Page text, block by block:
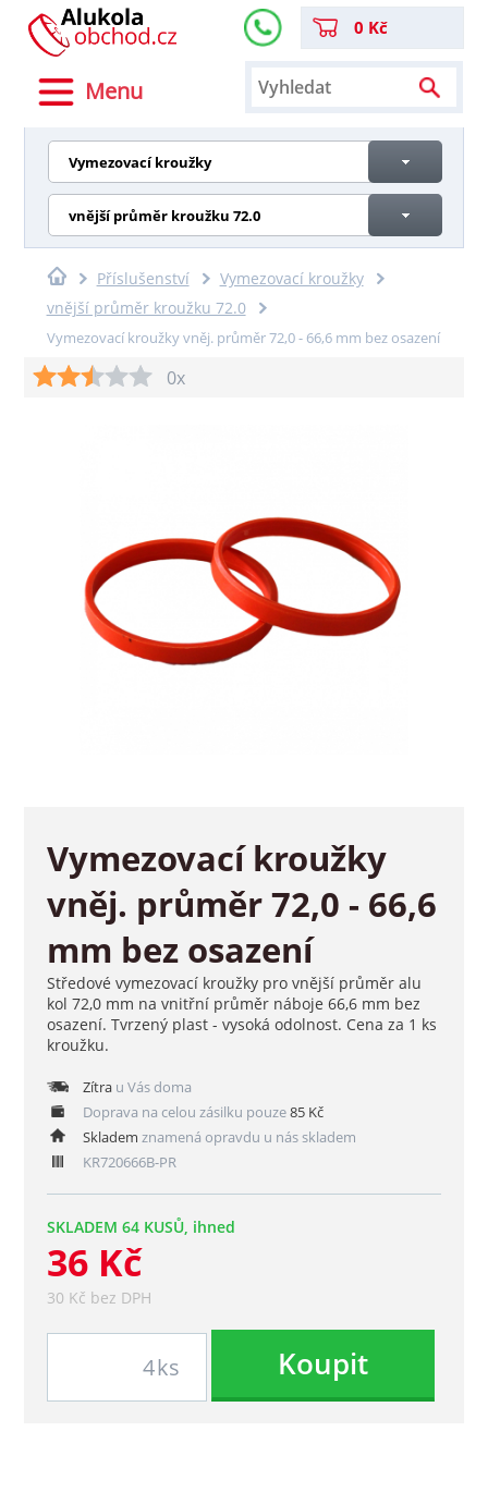
Menu
0 Kč
Vymezovací kroužky
vnější průměr kroužku 72.0
Příslušenství
Vymezovací kroužky
vnější průměr kroužku 72.0
Vymezovací kroužky vněj. průměr 72,0 - 66,6 mm bez osazení
0x
Vymezovací kroužky
vněj. průměr 72,0 - 66,6
mm bez osazení
Středové vymezovací kroužky pro vnější průměr alu
kol 72,0 mm na vnitřní průměr náboje 66,6 mm bez
osazení. Tvrzený plast - vysoká odolnost. Cena za 1 ks
kroužku.
Zítrau Vás doma
Doprava na celou zásilku pouze85 Kč
Skladem znamená opravdu u nás skladem
KR720666B-PR
SKLADEM 64 KUSŮ, ihned
36 Kč
30 Kč bez DPH
ks Koupit